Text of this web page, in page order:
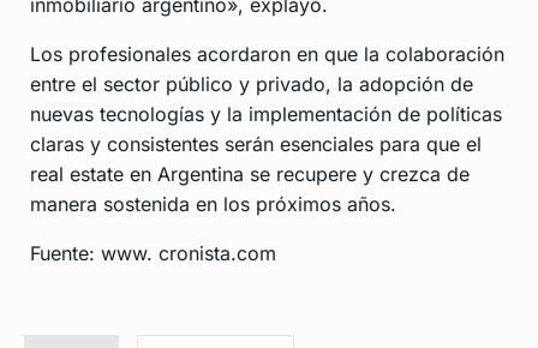
Los profesionales acordaron en que la colaboración
entre el sector público y privado, la adopción de
nuevas tecnologías y la implementación de políticas
claras y consistentes serán esenciales para que el
real estate en Argentina se recupere y crezca de
manera sostenida en los próximos años.
Fuente: www. cronista.com